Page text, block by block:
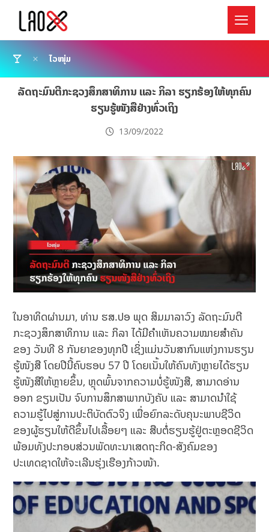
ໄວໜຸ່ມ
ລັດຖະມົນຕີກະຊວງສຶກສາທິການ ແລະ ກິລາ ຮຽກຮ້ອງໃຫ້ທຸກຄົນ
ຮຽນຮູ້ໜັງສືຢ່າງທົ່ວເຖິງ
13/09/2022
ໃນອາທິດຜ່ານມາ, ທ່ານ ຮສ.ປອ ພຸດ ສິມມາລາວົງ ລັດຖະມົນຕີ
ກະຊວງສຶກສາທິການ ແລະ ກິລາ ໄດ້ມີຄຳເຫັນຄວາມໝາຍສໍາຄັນ
ຂອງ ວັນທີ 8 ກັນຍາຂອງທຸກປີ ເຊິ່ງແມ່ນວັນສາກົນແຫ່ງການຮຽນ
ຮູ້ໜັງສື ໂດຍປີນີ້ຄົບຮອບ 57 ປີ ໂດຍເນັ້ນໃຫ້ຄົນທັງຫຼາຍໄດ້ຮຽນ
ຮູ້ໜັງສືໃຫ້ຫຼາຍຂຶ້ນ, ຫຼຸດພົ້ນຈາກຄວາມບໍ່ຮູ້ໜັງສື, ສາມາດອ່ານ
ອອກ ຂຽນເປັນ ຈົບການສຶກສາພາກບັງຄັບ ແລະ ສາມາດນໍາໃຊ້
ຄວາມຮູ້ໄປສູ່ການປະຕິບັດຕົວຈິງ ເພື່ອຍົກລະດັບຄຸນະພາບຊີວິດ
ຂອງຜູ້ຮຽນໃຫ້ດີຂຶ້ນໄປເລື້ອຍໆ ແລະ ສືບຕໍ່ຮຽນຮູ້ຢູ່ຕະຫຼອດຊີວິດ
ພ້ອມທັງປະກອບສ່ວນພັດທະນາເສດຖະກິດ-ສັງຄົມຂອງ
ປະເທດຊາດໃຫ້ຈະເລີນຮຸ່ງເຮືອງກ້າວໜ້າ.